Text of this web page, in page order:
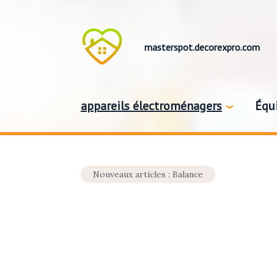
masterspot.decorexpro.com
appareils électroménagers
Nouveaux articles : Balance